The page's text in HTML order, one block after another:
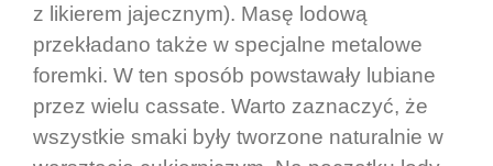
z likierem jajecznym). Masę lodową
przekładano także w specjalne metalowe
foremki. W ten sposób powstawały lubiane
przez wielu cassate. Warto zaznaczyć, że
wszystkie smaki były tworzone naturalnie w